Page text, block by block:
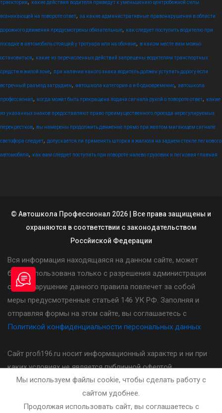
траектории какие действия водителя приведут к уменьшению центробежной силы
возникающей на повороте ответ, за какие административные правонарушения в области
дорожного движения предусмотрены обязательные, как следует поступить водителю при
посадке в автомобиль стоящий у тротуара или на обочине, в каком месте вам можно
остановиться, какие из перечисленных действий запрещены водителям транспортных
средств в жилой зоне, при наличии какого знака водитель должен уступить дорогу если
встречный разъезд затруднен, автошкола категория а и б одновременно, автошкола
профессионал, когда может быть прекращена подача сигнала рукой о повороте ответ, какие
из указанных знаков предоставляют право преимущественного проезда нерегулируемых
перекрестков, вы намерены продолжить движение прямо при желтом мигающем сигнале
светофора следует, допускается ли применять шторки и жалюзи на заднем стекле легкового
автомобиля, как вам следует поступить при повороте налево грузовик и легковая главная
© Автошкола Профессионал 2026 | Все права защищены и
охраняются в соответствии с законодательством
Россйиской Федерации
Вся информация находящаяся на данном сайте, может
быть использована только с разрешения администрации
сайта. Нарушение данного правила повлечет за собой
меры предусмотренные статьей 146 УК РФ. Заполняя и
отправляя формы на этом сайте, вы соглашаетесь с
Политикой конфиденциальности персональных данных
Сайт profi196.ru носит информационный характер и ни при
каких условиях не является публичной офертой,
определяемой положениями статьи 437(2) Гражданского
кодекса Российской Федерации. Стоимость, порядок и
другие условия предоставления услуг указанных на сайте
Мы используем файлы cookie, чтобы сделать работу с
сайтом удобнее.
Продолжая использовать сайт, вы соглашаетесь с